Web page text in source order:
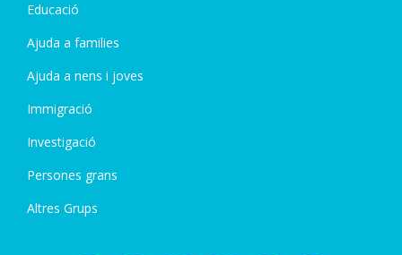
Educació
Ajuda a families
Ajuda a nens i joves
Immigració
Investigació
Persones grans
Altres Grups